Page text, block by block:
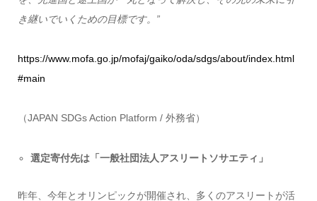
き継いでいくための目標です。”
https://www.mofa.go.jp/mofaj/gaiko/oda/sdgs/about/index.html
#main
（JAPAN SDGs Action Platform / 外務省）
選定寄付先は「一般社団法人アスリートソサエティ」
昨年、今年とオリンピックが開催され、多くのアスリートが活